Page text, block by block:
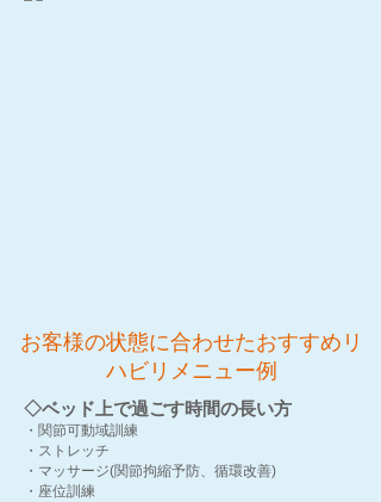
お客様の状態に合わせたおすすめリ
ハビリメニュー例
◇ベッド上で過ごす時間の長い方
・関節可動域訓練
・ストレッチ
・マッサージ(関節拘縮予防、循環改善)
・座位訓練